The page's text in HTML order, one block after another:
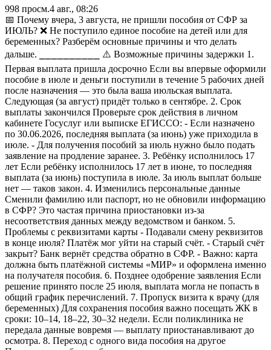
998 просм.4 авг., 08:26
📅 Почему вчера, 3 августа, не пришли пособия от СФР за
ИЮЛЬ? ❌ Не поступило единое пособие на детей или для
беременных? Разберём основные причины и что делать
дальше. ⎯⎯⎯⎯⎯⎯⎯⎯⎯⎯ ⚠️ Возможные причины задержки 1.
Первая выплата пришла досрочно Если вы впервые оформили
пособие в июле и деньги поступили в течение 5 рабочих дней
после назначения — это была ваша июльская выплата.
Следующая (за август) придёт только в сентябре. 2. Срок
выплаты закончился Проверьте срок действия в личном
кабинете Госуслуг или выписке ЕГИССО: - Если назначено
по 30.06.2026, последняя выплата (за июнь) уже приходила в
июле. - Для получения пособий за июль нужно было подать
заявление на продление заранее. 3. Ребёнку исполнилось 17
лет Если ребёнку исполнилось 17 лет в июне, то последняя
выплата (за июнь) поступила в июле. За июль выплат больше
нет — таков закон. 4. Изменились персональные данные
Сменили фамилию или паспорт, но не обновили информацию
в СФР? Это частая причина приостановки из-за
несоответствия данных между ведомством и банком. 5.
Проблемы с реквизитами карты - Подавали смену реквизитов
в конце июля? Платёж мог уйти на старый счёт. - Старый счёт
закрыт? Банк вернёт средства обратно в СФР. - Важно: карта
должна быть платёжной системы «МИР» и оформлена именно
на получателя пособия. 6. Позднее одобрение заявления Если
решение принято после 25 июля, выплата могла не попасть в
общий график перечислений. 7. Пропуск визита к врачу (для
беременных) Для сохранения пособия важно посещать ЖК в
сроки: 10–14, 18–22, 30–32 недели. Если поликлиника не
передала данные вовремя — выплату приостанавливают до
осмотра. 8. Переход с одного вида пособия на другое